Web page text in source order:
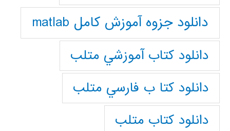
دانلود جزوه آموزش کامل matlab
دانلود كتاب آموزشي متلب
دانلود كتا ب فارسي متلب
دانلود كتاب متلب